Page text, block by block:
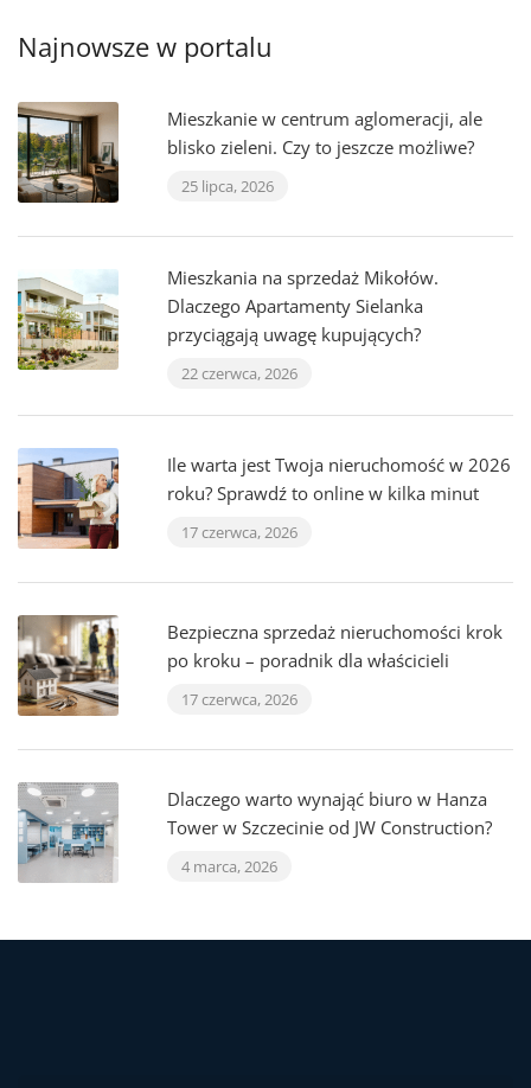
Najnowsze w portalu
Mieszkanie w centrum aglomeracji, ale
blisko zieleni. Czy to jeszcze możliwe?
25 lipca, 2026
Mieszkania na sprzedaż Mikołów.
Dlaczego Apartamenty Sielanka
przyciągają uwagę kupujących?
22 czerwca, 2026
Ile warta jest Twoja nieruchomość w 2026
roku? Sprawdź to online w kilka minut
17 czerwca, 2026
Bezpieczna sprzedaż nieruchomości krok
po kroku – poradnik dla właścicieli
17 czerwca, 2026
Dlaczego warto wynająć biuro w Hanza
Tower w Szczecinie od JW Construction?
4 marca, 2026